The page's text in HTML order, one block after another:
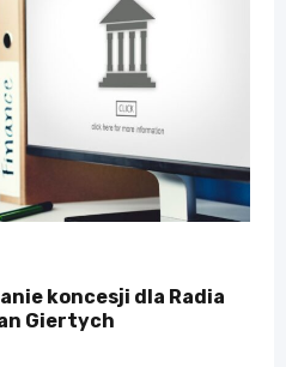
koncesji dla Radia
Giertych